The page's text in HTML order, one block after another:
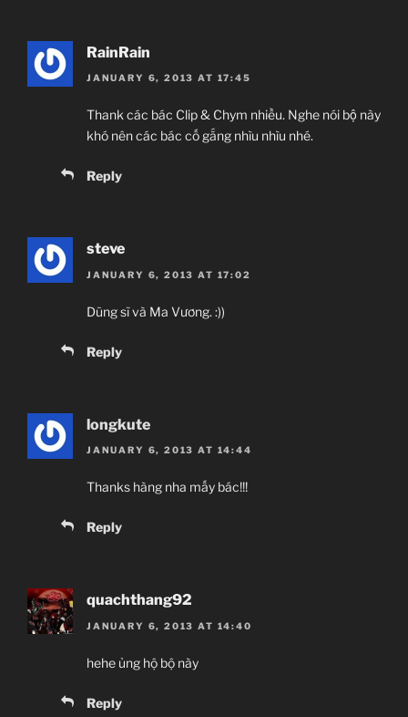
RainRain
JANUARY 6, 2013 AT 17:45
Thank các bác Clip & Chym nhiều. Nghe nói bộ này
khó nên các bác cố gắng nhìu nhìu nhé.
Reply
steve
JANUARY 6, 2013 AT 17:02
Dũng sĩ và Ma Vương. :))
Reply
longkute
JANUARY 6, 2013 AT 14:44
Thanks hàng nha mấy bác!!!
Reply
quachthang92
JANUARY 6, 2013 AT 14:40
hehe ủng hộ bộ này
Reply